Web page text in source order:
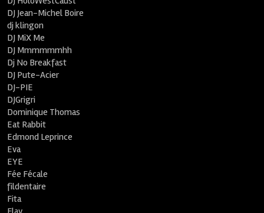
DJ Jean-Michel Boire
dj klingon
DJ MiX Me
DJ Mmmmmmhh
Dj No Breakfast
DJ Pute-Acier
DJ-PIE
DJGrigri
Dominique Thomas
Eat Rabbit
Edmond Leprince
Eva
EYE
Fée Fécale
fildentaire
Fita